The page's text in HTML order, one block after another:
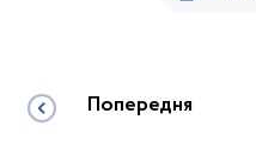
Попередня